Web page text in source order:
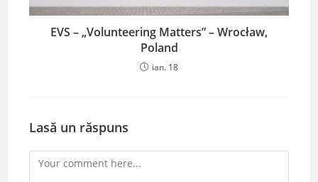
EVS – „Volunteering Matters” – Wrocław,
Poland
ian. 18
Lasă un răspuns
Comment